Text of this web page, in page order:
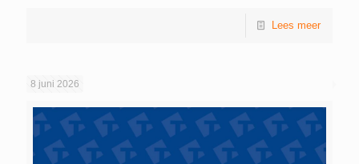
Lees meer
8 juni 2026